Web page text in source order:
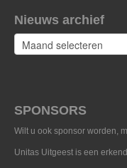
Nieuws archief
Nieuws
archief
SPONSORS
Wilt u ook sponsor worden,
Unitas Uitgeest is een